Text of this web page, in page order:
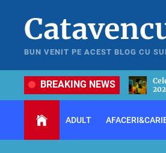
contentBUN VENIT PE ACEST BLOG CU
BREAKING NEWS
Cele mai performante smartphone-
2024
ADULT